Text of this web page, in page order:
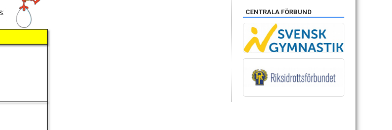
CENTRALA FÖRBUND